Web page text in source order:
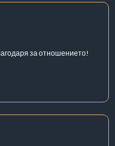
за отношението!